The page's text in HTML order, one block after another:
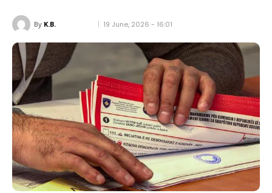
By K.B. 19 June, 2026 - 16:01